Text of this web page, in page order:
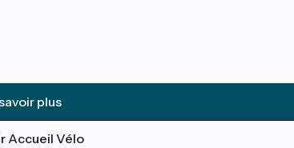
plus
Accueil Vélo